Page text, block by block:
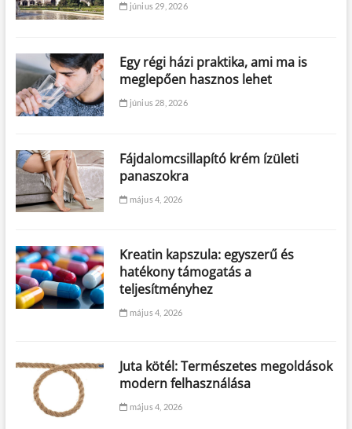
június 29, 2026
Egy régi házi praktika, ami ma is
meglepően hasznos lehet
június 28, 2026
Fájdalomcsillapító krém ízületi
panaszokra
május 4, 2026
Kreatin kapszula: egyszerű és
hatékony támogatás a
teljesítményhez
május 4, 2026
Juta kötél: Természetes megoldások
modern felhasználása
május 4, 2026